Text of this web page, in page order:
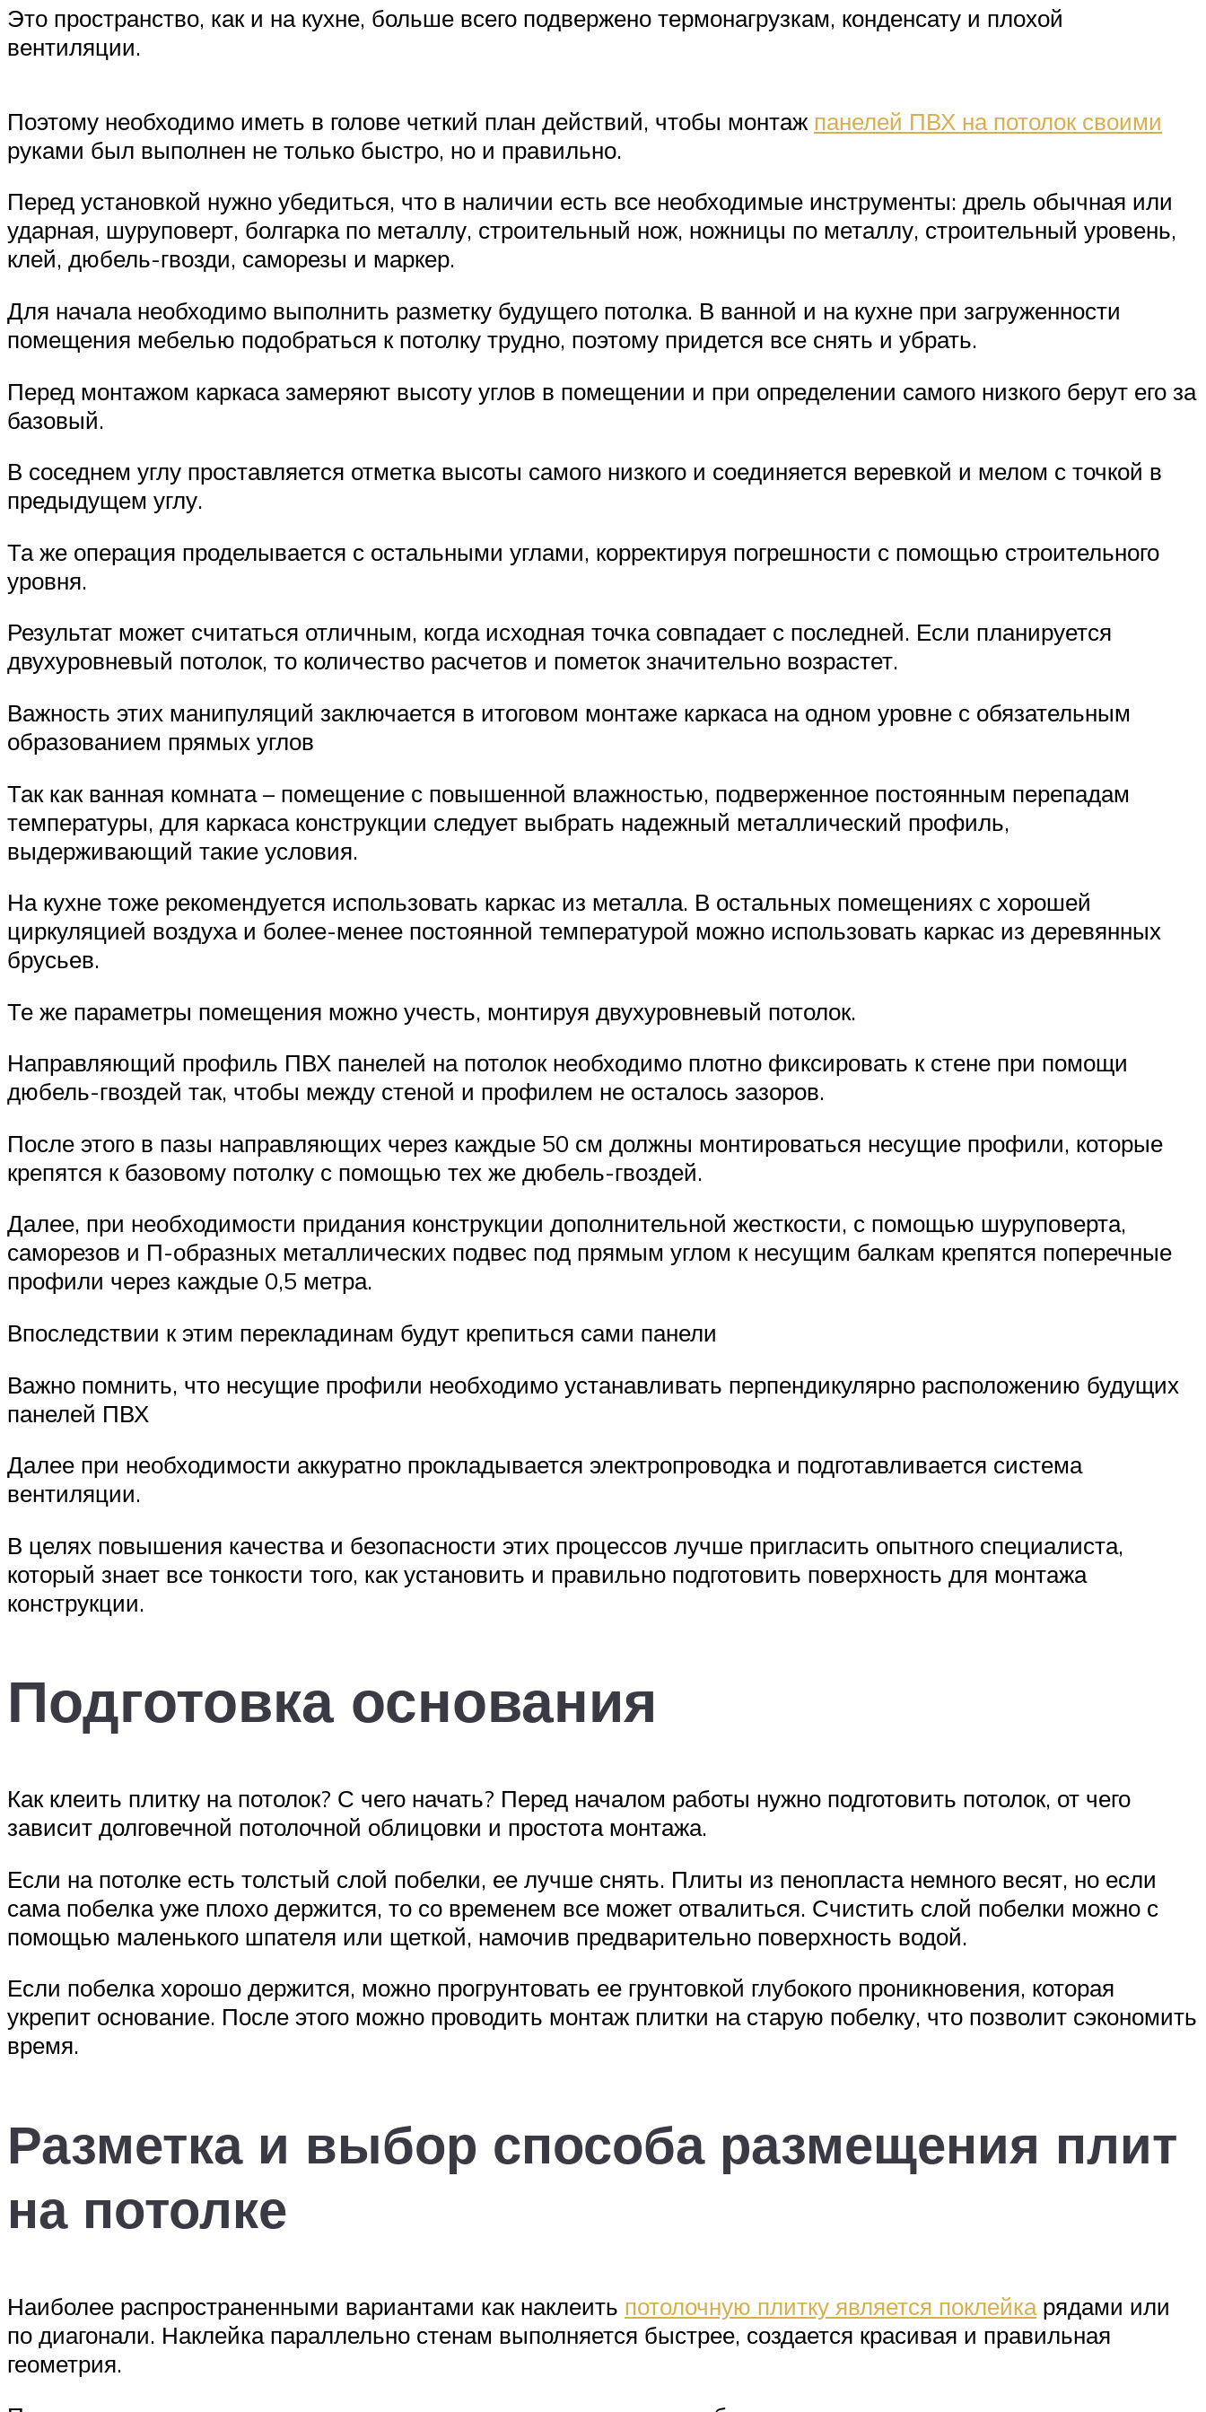
Это пространство, как и на кухне, больше всего подвержено термонагрузкам, конденсату и плохой
вентиляции.
Поэтому необходимо иметь в голове четкий план действий, чтобы монтаж панелей ПВХ на потолок своими
руками был выполнен не только быстро, но и правильно.
Перед установкой нужно убедиться, что в наличии есть все необходимые инструменты: дрель обычная или
ударная, шуруповерт, болгарка по металлу, строительный нож, ножницы по металлу, строительный уровень,
клей, дюбель-гвозди, саморезы и маркер.
Для начала необходимо выполнить разметку будущего потолка. В ванной и на кухне при загруженности
помещения мебелью подобраться к потолку трудно, поэтому придется все снять и убрать.
Перед монтажом каркаса замеряют высоту углов в помещении и при определении самого низкого берут его за
базовый.
В соседнем углу проставляется отметка высоты самого низкого и соединяется веревкой и мелом с точкой в
предыдущем углу.
Та же операция проделывается с остальными углами, корректируя погрешности с помощью строительного
уровня.
Результат может считаться отличным, когда исходная точка совпадает с последней. Если планируется
двухуровневый потолок, то количество расчетов и пометок значительно возрастет.
Важность этих манипуляций заключается в итоговом монтаже каркаса на одном уровне с обязательным
образованием прямых углов
Так как ванная комната – помещение с повышенной влажностью, подверженное постоянным перепадам
температуры, для каркаса конструкции следует выбрать надежный металлический профиль,
выдерживающий такие условия.
На кухне тоже рекомендуется использовать каркас из металла. В остальных помещениях с хорошей
циркуляцией воздуха и более-менее постоянной температурой можно использовать каркас из деревянных
брусьев.
Те же параметры помещения можно учесть, монтируя двухуровневый потолок.
Направляющий профиль ПВХ панелей на потолок необходимо плотно фиксировать к стене при помощи
дюбель-гвоздей так, чтобы между стеной и профилем не осталось зазоров.
После этого в пазы направляющих через каждые 50 см должны монтироваться несущие профили, которые
крепятся к базовому потолку с помощью тех же дюбель-гвоздей.
Далее, при необходимости придания конструкции дополнительной жесткости, с помощью шуруповерта,
саморезов и П-образных металлических подвес под прямым углом к несущим балкам крепятся поперечные
профили через каждые 0,5 метра.
Впоследствии к этим перекладинам будут крепиться сами панели
Важно помнить, что несущие профили необходимо устанавливать перпендикулярно расположению будущих
панелей ПВХ
Далее при необходимости аккуратно прокладывается электропроводка и подготавливается система
вентиляции.
В целях повышения качества и безопасности этих процессов лучше пригласить опытного специалиста,
который знает все тонкости того, как установить и правильно подготовить поверхность для монтажа
конструкции.
Подготовка основания
Как клеить плитку на потолок? С чего начать? Перед началом работы нужно подготовить потолок, от чего
зависит долговечной потолочной облицовки и простота монтажа.
Если на потолке есть толстый слой побелки, ее лучше снять. Плиты из пенопласта немного весят, но если
сама побелка уже плохо держится, то со временем все может отвалиться. Счистить слой побелки можно с
помощью маленького шпателя или щеткой, намочив предварительно поверхность водой.
Если побелка хорошо держится, можно прогрунтовать ее грунтовкой глубокого проникновения, которая
укрепит основание. После этого можно проводить монтаж плитки на старую побелку, что позволит сэкономить
время.
Разметка и выбор способа размещения плит
на потолке
Наиболее распространенными вариантами как наклеить потолочную плитку является поклейкарядами или
по диагонали. Наклейка параллельно стенам выполняется быстрее, создается красивая и правильная
геометрия.